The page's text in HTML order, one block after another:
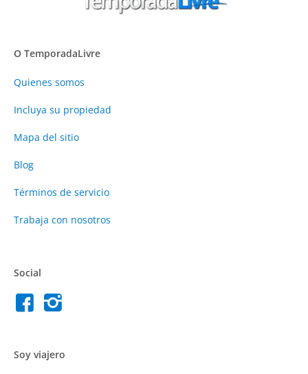
O TemporadaLivre
Quienes somos
Incluya su propiedad
Mapa del sitio
Blog
Términos de servicio
Trabaja con nosotros
Social
Soy viajero